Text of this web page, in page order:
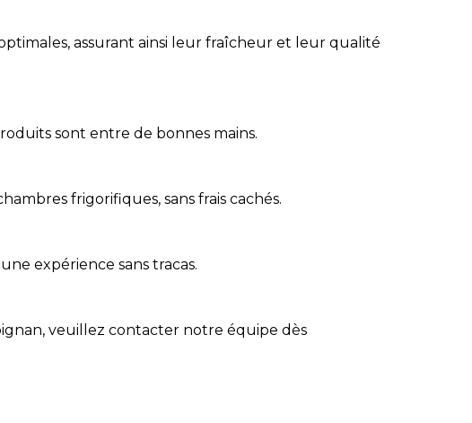
assurant ainsi leur fraîcheur et leur qualité
sont entre de bonnes mains.
frigorifiques, sans frais cachés.
expérience sans tracas.
veuillez contacter notre équipe dès